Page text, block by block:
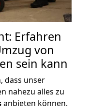
Erfahren
von
sein kann
dass unser
nahezu alles zu
anbieten können.